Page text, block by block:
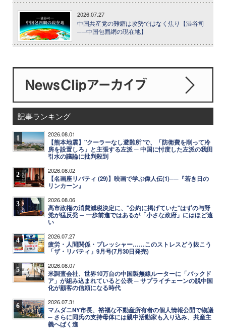
2026.07.27
中国共産党の難癖は攻勢ではなく焦り【澁谷司
──中国包囲網の現在地】
記事ランキング
1 2026.08.01
【熊本地震】"クーラーなし避難所"で、「防衛費を削って冷
房を設置しろ」と主張する左派 ─ 中国に忖度した左派の我田
引水の議論に批判殺到
2 2026.08.02
【名画座リバティ (29)】映画で学ぶ偉人伝(1)──『若き日の
リンカーン』
3 2026.08.06
高市政権の消費減税決定に、"公約に掲げていた"はずの与野
党が猛反発 ─ 一歩前進ではあるが「小さな政府」にはほど遠
い
4 2026.07.27
疲労・人間関係・プレッシャー……このストレスどう抜こう
「ザ・リバティ」9月号(7月30日発売)
5 2026.08.07
米調査会社、世界10万台の中国製無線ルーターに「バックド
ア」が組み込まれていると公表 ─ サプライチェーンの脱中国
化が顧客の信頼になる時代
6 2026.07.31
マムダニNY市長、裕福な不動産所有者の個人情報公開で物議
─ さらに同氏の支持母体には親中活動家も入り込み、共産主
義へばく進